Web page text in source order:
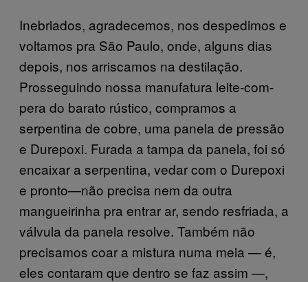
Inebriados, agradecemos, nos despedimos e
voltamos pra São Paulo, onde, alguns dias
depois, nos arriscamos na destilação.
Prosseguindo nossa manufatura leite-com-
pera do barato rústico, compramos a
serpentina de cobre, uma panela de pressão
e Durepoxi. Furada a tampa da panela, foi só
encaixar a serpentina, vedar com o Durepoxi
e pronto—não precisa nem da outra
mangueirinha pra entrar ar, sendo resfriada, a
válvula da panela resolve. Também não
precisamos coar a mistura numa meia — é,
eles contaram que dentro se faz assim —,